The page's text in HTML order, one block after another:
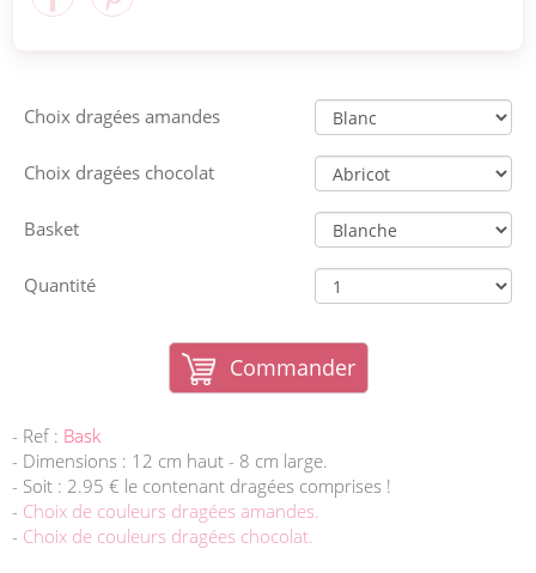
Choix dragées amandes
Choix dragées chocolat
Basket
Quantité
Commander
- Ref : Bask
- Dimensions : 12 cm haut - 8 cm large.
- Soit : 2.95 € le contenant dragées comprises !
- Choix de couleurs dragées amandes.
- Choix de couleurs dragées chocolat.